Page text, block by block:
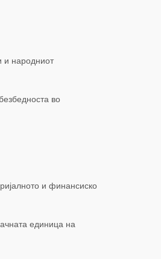
и народниот
во
и финансиско
единица на